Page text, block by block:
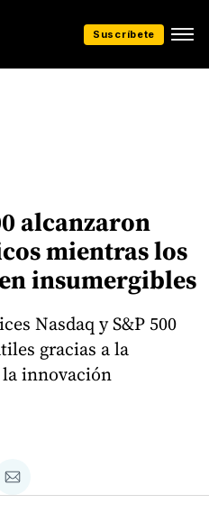
Suscríbete
alcanzaron
mientras los
insumergibles
Nasdaq y S&P 500
gracias a la
innovación
Compartir
via